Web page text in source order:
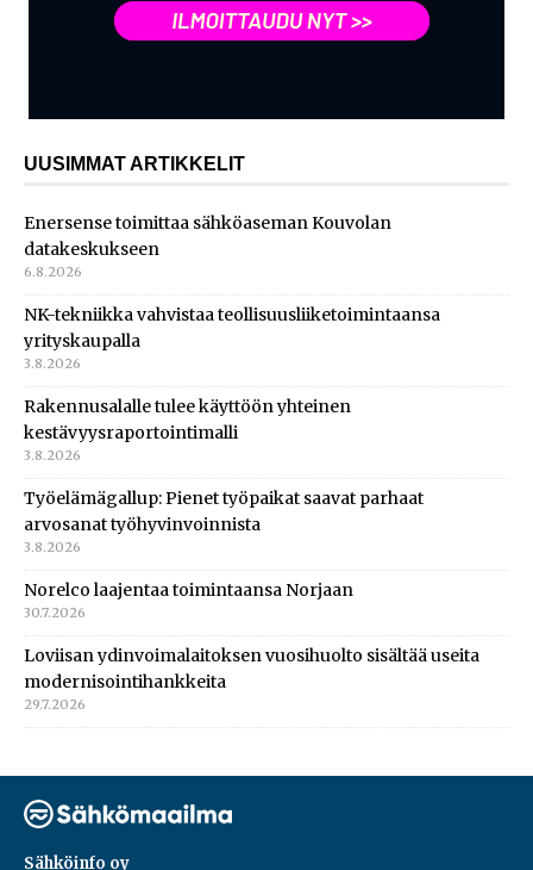
UUSIMMAT ARTIKKELIT
Enersense toimittaa sähköaseman Kouvolan
datakeskukseen
6.8.2026
NK-tekniikka vahvistaa teollisuusliiketoimintaansa
yrityskaupalla
3.8.2026
Rakennusalalle tulee käyttöön yhteinen
kestävyysraportointimalli
3.8.2026
Työelämägallup: Pienet työpaikat saavat parhaat
arvosanat työhyvinvoinnista
3.8.2026
Norelco laajentaa toimintaansa Norjaan
30.7.2026
Loviisan ydinvoimalaitoksen vuosihuolto sisältää useita
modernisointihankkeita
29.7.2026
Sähköinfo oy